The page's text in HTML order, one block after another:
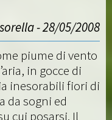
- 28/05/2008
piume di vento
in gocce di
inesorabili fiori di
da sogni ed
cui posarsi. Il